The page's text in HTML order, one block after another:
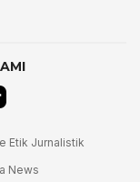
Etik Jurnalistik
News